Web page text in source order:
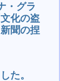
・グラ
化の盗
聞の捏
た。